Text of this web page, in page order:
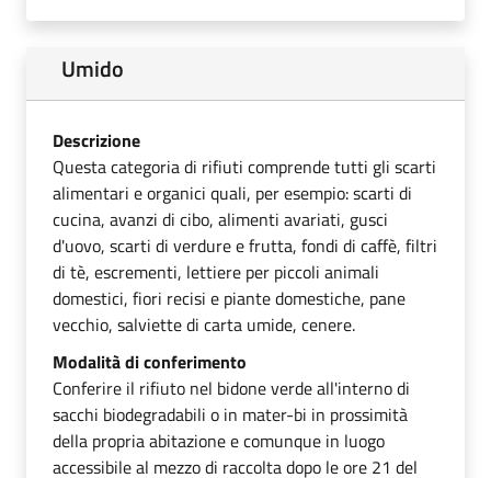
Umido
Descrizione
Questa categoria di rifiuti comprende tutti gli scarti
alimentari e organici quali, per esempio: scarti di
cucina, avanzi di cibo, alimenti avariati, gusci
d'uovo, scarti di verdure e frutta, fondi di caffè, filtri
di tè, escrementi, lettiere per piccoli animali
domestici, fiori recisi e piante domestiche, pane
vecchio, salviette di carta umide, cenere.
Modalità di conferimento
Conferire il rifiuto nel bidone verde all'interno di
sacchi biodegradabili o in mater-bi in prossimità
della propria abitazione e comunque in luogo
accessibile al mezzo di raccolta dopo le ore 21 del